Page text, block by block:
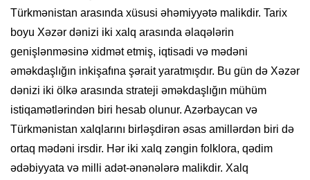
Türkmənistan arasında xüsusi əhəmiyyətə malikdir. Tarix
boyu Xəzər dənizi iki xalq arasında əlaqələrin
genişlənməsinə xidmət etmiş, iqtisadi və mədəni
əməkdaşlığın inkişafına şərait yaratmışdır. Bu gün də Xəzər
dənizi iki ölkə arasında strateji əməkdaşlığın mühüm
istiqamətlərindən biri hesab olunur. Azərbaycan və
Türkmənistan xalqlarını birləşdirən əsas amillərdən biri də
ortaq mədəni irsdir. Hər iki xalq zəngin folklora, qədim
ədəbiyyata və milli adət-ənənələrə malikdir. Xalq